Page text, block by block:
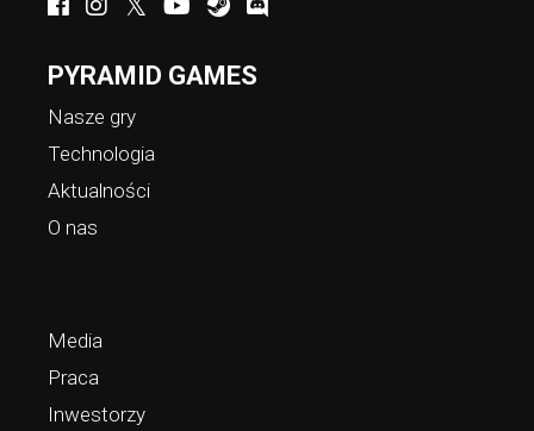
PYRAMID GAMES
Nasze gry
Technologia
Aktualności
O nas
Media
Praca
Inwestorzy